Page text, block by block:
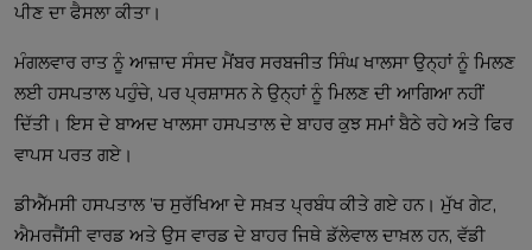
ਪੀਣ ਦਾ ਫੈਸਲਾ ਕੀਤਾ।
ਮੰਗਲਵਾਰ ਰਾਤ ਨੂੰ ਆਜ਼ਾਦ ਸੰਸਦ ਮੈਂਬਰ ਸਰਬਜੀਤ ਸਿੰਘ ਖਾਲਸਾ ਉਨ੍ਹਾਂ ਨੂੰ ਮਿਲਣ
ਲਈ ਹਸਪਤਾਲ ਪਹੁੰਚੇ, ਪਰ ਪ੍ਰਸ਼ਾਸਨ ਨੇ ਉਨ੍ਹਾਂ ਨੂੰ ਮਿਲਣ ਦੀ ਆਗਿਆ ਨਹੀਂ
ਦਿੱਤੀ। ਇਸ ਦੇ ਬਾਅਦ ਖਾਲਸਾ ਹਸਪਤਾਲ ਦੇ ਬਾਹਰ ਕੁਝ ਸਮਾਂ ਬੈਠੇ ਰਹੇ ਅਤੇ ਫਿਰ
ਵਾਪਸ ਪਰਤ ਗਏ।
ਡੀਐੱਮਸੀ ਹਸਪਤਾਲ ’ਚ ਸੁਰੱਖਿਆ ਦੇ ਸਖ਼ਤ ਪ੍ਰਬੰਧ ਕੀਤੇ ਗਏ ਹਨ। ਮੁੱਖ ਗੇਟ,
ਐਮਰਜੈਂਸੀ ਵਾਰਡ ਅਤੇ ਉਸ ਵਾਰਡ ਦੇ ਬਾਹਰ ਜਿਥੇ ਡੱਲੇਵਾਲ ਦਾਖ਼ਲ ਹਨ, ਵੱਡੀ